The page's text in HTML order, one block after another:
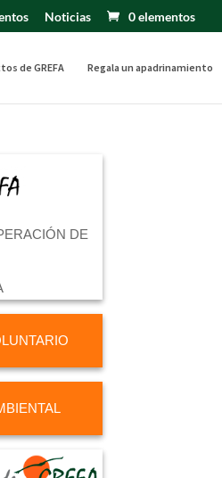
Noticias 0 elementos
de GREFA Regala un apadrinamiento
DE